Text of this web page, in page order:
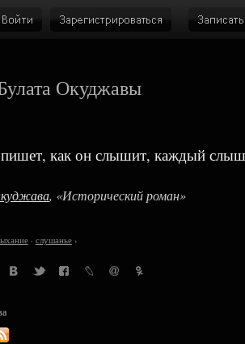
Окуджавы
как он слышит, каждый
, «Исторический роман»
· слушанье›